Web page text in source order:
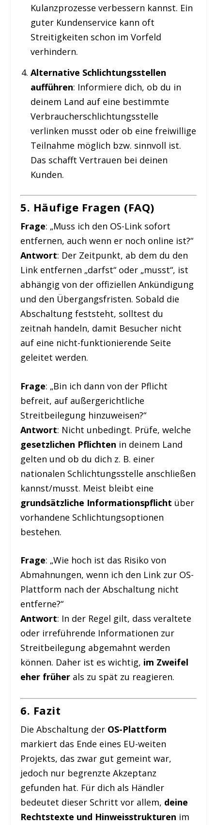
Kulanzprozesse verbessern kannst. Ein
guter Kundenservice kann oft
Streitigkeiten schon im Vorfeld
verhindern.
Alternative Schlichtungsstellen
aufführen: Informiere dich, ob du in
deinem Land auf eine bestimmte
Verbraucherschlichtungsstelle
verlinken musst oder ob eine freiwillige
Teilnahme möglich bzw. sinnvoll ist.
Das schafft Vertrauen bei deinen
Kunden.
5. Häufige Fragen (FAQ)
Frage: „Muss ich den OS-Link sofort
entfernen, auch wenn er noch online ist?“
Antwort: Der Zeitpunkt, ab dem du den
Link entfernen „darfst“ oder „musst“, ist
abhängig von der offiziellen Ankündigung
und den Übergangsfristen. Sobald die
Abschaltung feststeht, solltest du
zeitnah handeln, damit Besucher nicht
auf eine nicht-funktionierende Seite
geleitet werden.
Frage: „Bin ich dann von der Pflicht
befreit, auf außergerichtliche
Streitbeilegung hinzuweisen?“
Antwort: Nicht unbedingt. Prüfe, welche
gesetzlichen Pflichten in deinem Land
gelten und ob du dich z. B. einer
nationalen Schlichtungsstelle anschließen
kannst/musst. Meist bleibt eine
grundsätzliche Informationspflicht über
vorhandene Schlichtungsoptionen
bestehen.
Frage: „Wie hoch ist das Risiko von
Abmahnungen, wenn ich den Link zur OS-
Plattform nach der Abschaltung nicht
entferne?“
Antwort: In der Regel gilt, dass veraltete
oder irreführende Informationen zur
Streitbeilegung abgemahnt werden
können. Daher ist es wichtig, im Zweifel
eher früher als zu spät zu reagieren.
6. Fazit
Die Abschaltung der OS-Plattform
markiert das Ende eines EU-weiten
Projekts, das zwar gut gemeint war,
jedoch nur begrenzte Akzeptanz
gefunden hat. Für dich als Händler
bedeutet dieser Schritt vor allem, deine
Rechtstexte und Hinweisstrukturen im